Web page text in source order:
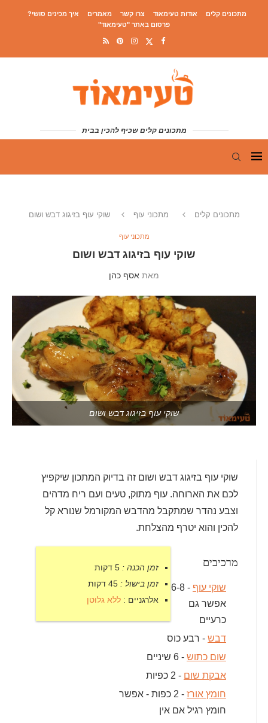
מתכונים קלים אודות טעימאוד צרו קשר מאמרים
איך מכינים סושי?
פרסום באתר "טעימאוד"
מתכונים קלים שכיף להכין בבית
מתכונים קלים מתכוני עוף שוקי עוף בזיגוג דבש ושום
מתכוני עוף
שוקי עוף בזיגוג דבש ושום
מאת אסף כהן
שוקי עוף בזיגוג דבש ושום
שוקי עוף בזיגוג דבש ושום זה בדיוק המתכון שיקפיץ
לכם את הארוחה. עוף מתוק, טעים ועם ריח מדהים
וצבע נהדר שמתקבל מהדבש המקורמל שנורא קל
להכין והוא יטרף מהצלחת.
זמן הכנה : 5 דקות
זמן בישול : 45 דקות
אלרגניים : ללא גלוטן
מרכיבים
שוקי עוף
- 6-8
אפשר גם
כרעיים
דבש - רבע כוס
שום כתוש - 6 שיניים
אבקת שום - 2 כפיות
חומץ אורז
- 2 כפות - אפשר
חומץ רגיל אם אין